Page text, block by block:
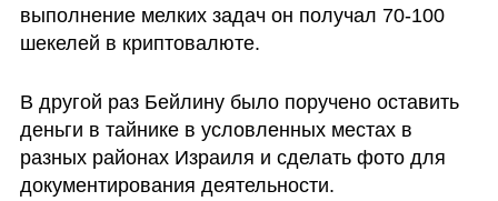
выполнение мелких задач он получал 70-100
шекелей в криптовалюте.
В другой раз Бейлину было поручено оставить
деньги в тайнике в условленных местах в
разных районах Израиля и сделать фото для
документирования деятельности.